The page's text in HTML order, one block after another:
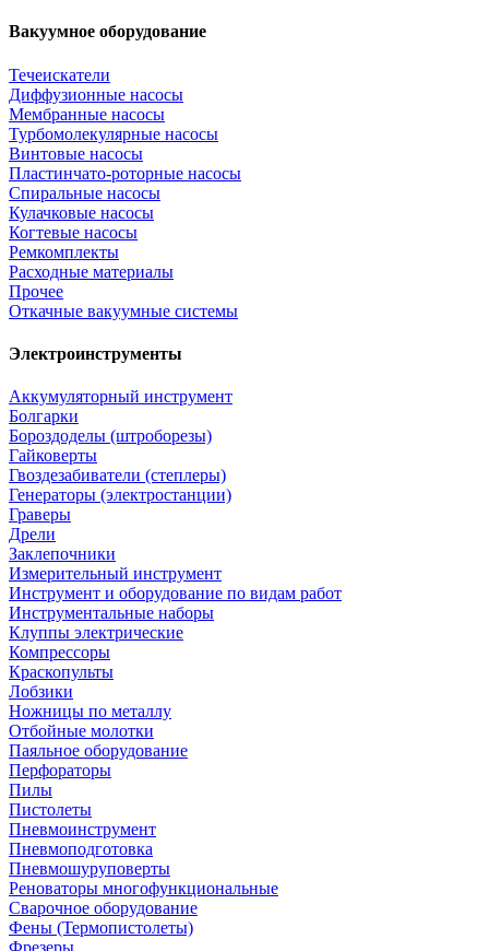
Вакуумное оборудование
Течеискатели
Диффузионные насосы
Мембранные насосы
Турбомолекулярные насосы
Винтовые насосы
Пластинчато-роторные насосы
Спиральные насосы
Кулачковые насосы
Когтевые насосы
Ремкомплекты
Расходные материалы
Прочее
Откачные вакуумные системы
Электроинструменты
Аккумуляторный инструмент
Болгарки
Бороздоделы (штроборезы)
Гайковерты
Гвоздезабиватели (степлеры)
Генераторы (электростанции)
Граверы
Дрели
Заклепочники
Измерительный инструмент
Инструмент и оборудование по видам работ
Инструментальные наборы
Клуппы электрические
Компрессоры
Краскопульты
Лобзики
Ножницы по металлу
Отбойные молотки
Паяльное оборудование
Перфораторы
Пилы
Пистолеты
Пневмоинструмент
Пневмоподготовка
Пневмошуруповерты
Реноваторы многофункциональные
Сварочное оборудование
Фены (Термопистолеты)